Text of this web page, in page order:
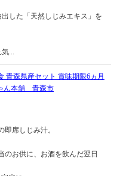
した「天然しじみエキス」を
...
青森県産セット 賞味期限6ヵ月
ん本舗 青森市
席しじみ汁。
のお供に、お酒を飲んだ翌日